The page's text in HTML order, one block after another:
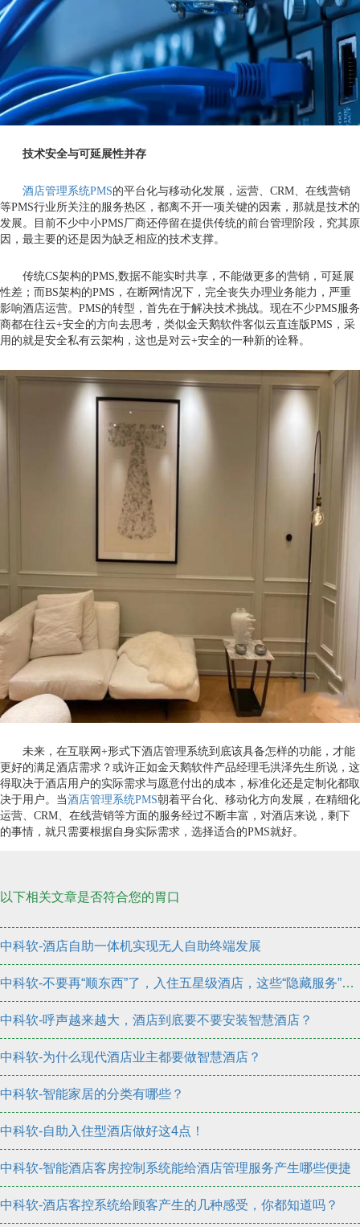
技术安全与可延展性并存
酒店管理系统PMS的平台化与移动化发展，运营、CRM、在线营销
等PMS行业所关注的服务热区，都离不开一项关键的因素，那就是技术的
发展。目前不少中小PMS厂商还停留在提供传统的前台管理阶段，究其原
因，最主要的还是因为缺乏相应的技术支撑。
传统CS架构的PMS,数据不能实时共享，不能做更多的营销，可延展
性差；而BS架构的PMS，在断网情况下，完全丧失办理业务能力，严重
影响酒店运营。PMS的转型，首先在于解决技术挑战。现在不少PMS服务
商都在往云+安全的方向去思考，类似金天鹅软件客似云直连版PMS，采
用的就是安全私有云架构，这也是对云+安全的一种新的诠释。
未来，在互联网+形式下酒店管理系统到底该具备怎样的功能，才能
更好的满足酒店需求？或许正如金天鹅软件产品经理毛洪泽先生所说，这
得取决于酒店用户的实际需求与愿意付出的成本，标准化还是定制化都取
决于用户。当酒店管理系统PMS朝着平台化、移动化方向发展，在精细化
运营、CRM、在线营销等方面的服务经过不断丰富，对酒店来说，剩下
的事情，就只需要根据自身实际需求，选择适合的PMS就好。
以下相关文章是否符合您的胃口
中科软-酒店自助一体机实现无人自助终端发展
中科软-不要再“顺东西”了，入住五星级酒店，这些“隐藏服务”更要学会
中科软-呼声越来越大，酒店到底要不要安装智慧酒店？
中科软-为什么现代酒店业主都要做智慧酒店？
中科软-智能家居的分类有哪些？
中科软-自助入住型酒店做好这4点！
中科软-智能酒店客房控制系统能给酒店管理服务产生哪些便捷
中科软-酒店客控系统给顾客产生的几种感受，你都知道吗？